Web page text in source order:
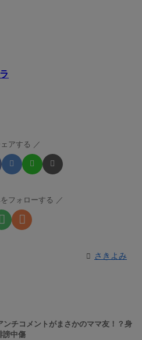
アする
フォローする
さきよみ
ンチコメントがまさかのママ友！？身
謗中傷